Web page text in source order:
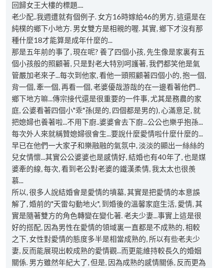
回歸女王大樓的標題....
老少配..我週遭就有個例子. 女方16時嫁給46的男方, 這還是在
純樸的鄉下小地方. 男女雙方是相親的喔. 其實, 鄉下才沒有那
種什麼18才能算是成年什麼的...
那是五年前的事了, 現在呢? 養了四個小孩, 先生像是家裏有五
個小孩般的照顧著, 只是對老大特別呵護著, 我們都笑他是氣
管嚴加老來子...每次到他家, 看他一頭照顧著四個小的, 抱一個,
背一個, 牽一個, 再看一個, 老婆優哉游哉的在一邊看著他們...
鄉下地方嘛...傳宗接代還是很重要的一件事, 尤其是務農的家
庭, 公婆看著四個小"乖"孫(是的, 四個都是男的), 心滿意足, 就
把媳婦也養著啦...不用下廚..婆婆會去下廚...公公也樂乎抱孫...
每次外人來就稱贊媳婦很會生...要說什麼愛情啦什麼什麼的...
早已在他們一大家子和樂融融的氣氛中, 淡淡的顯出一絲絲的
兒女情懷...其實公公婆婆也是感情好, 結婚也有40年了, 也是媒
婆牽的線, 每次, 看到老公對老婆的鐵漢柔情, 我太太也很羨
慕...
所以, 很多人說結婚會是愛情的墳墓, 其實是把愛情的本意誤
解了, 婚前的"天雷勾動地火", 到婚後的溫馨家庭生活, 愛情, 其
實是隨著雙方的角色轉變在變化著. 老夫少妻...事實上這是很
好的搭配, 因為男性在愛情的領域裏一直都是不成熟的, 相較
之下, 女性對愛情的態度多半是相當成熟的, 所以有些老夫少
妻, 反而能展現出較成熟的愛情觀...而更能維持較長久的婚姻
關係. 男方雖然年紀大了, 但是, 因為成熟的感情關係, 反而更為